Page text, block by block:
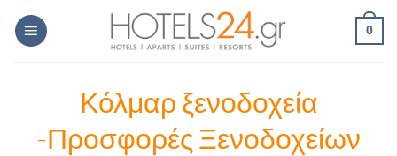
Skip
0
Κόλμαρ ξενοδοχεία
-Προσφορές Ξενοδοχείων